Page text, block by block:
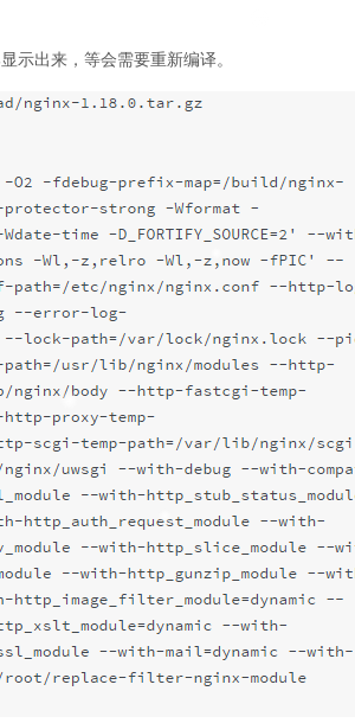
出来，等会需要重新编译。